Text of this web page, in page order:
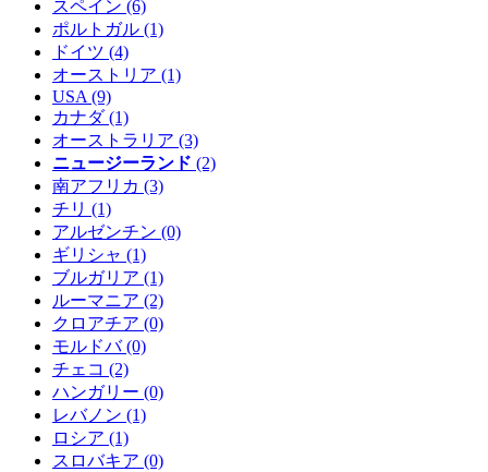
スペイン (6)
ポルトガル (1)
ドイツ (4)
オーストリア (1)
USA (9)
カナダ(1)
オーストラリア (3)
ニュージーランド (2)
南アフリカ (3)
チリ (1)
アルゼンチン (0)
ギリシャ (1)
ブルガリア (1)
ルーマニア (2)
クロアチア (0)
モルドバ(0)
チェコ (2)
ハンガリー (0)
レバノン (1)
ロシア (1)
スロバキア (0)